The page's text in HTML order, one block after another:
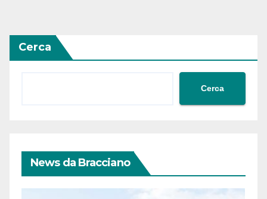
Cerca
Cerca
News da Bracciano